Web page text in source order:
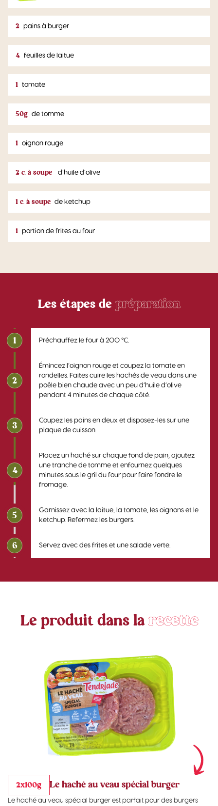
2 pains à burger
4 feuilles de laitue
1 tomate
50g de tomme
1 oignon rouge
2 c. à soupe d’huile d’olive
1 c. à soupe de ketchup
1 portion de frites au four
Les étapes de préparation
Préchauffez le four à 200 °C.
1
Émincez l’oignon rouge et coupez la tomate en
rondelles. Faites cuire les hachés de veau dans une
poêle bien chaude avec un peu d’huile d’olive
pendant 4 minutes de chaque côté.
2
Coupez les pains en deux et disposez-les sur une
plaque de cuisson.
3
Placez un haché sur chaque fond de pain, ajoutez
une tranche de tomme et enfournez quelques
minutes sous le gril du four pour faire fondre le
fromage.
4
Garnissez avec la laitue, la tomate, les oignons et le
ketchup. Refermez les burgers.
5
Servez avec des frites et une salade verte.
6
Le produit dans larecette
Le haché au veau spécial burger
2x100g
Le haché au veau spécial burger est parfait pour des burgers